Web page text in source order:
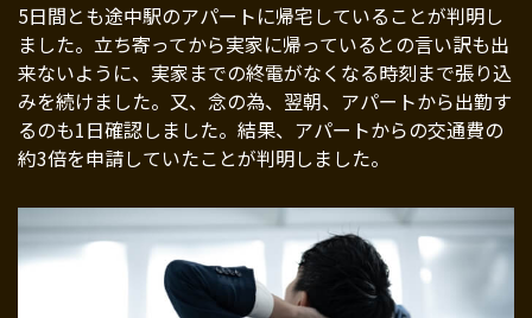
5日間とも途中駅のアパートに帰宅していることが判明し
ました。立ち寄ってから実家に帰っているとの言い訳も出
来ないように、実家までの終電がなくなる時刻まで張り込
みを続けました。又、念の為、翌朝、アパートから出勤す
るのも1日確認しました。結果、アパートからの交通費の
約3倍を申請していたことが判明しました。